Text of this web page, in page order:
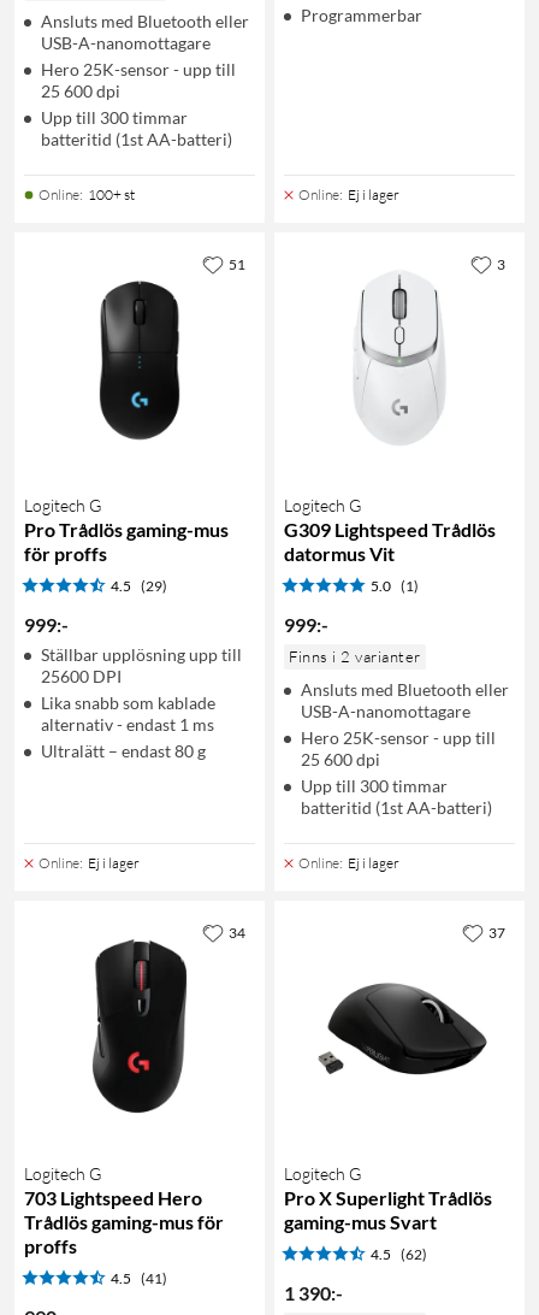
Ansluts med Bluetooth eller
USB-A-nanomottagare
Hero 25K-sensor - upp till
25 600 dpi
Upp till 300 timmar
batteritid (1st AA-batteri)
Online: 100+ st
Programmerbar
Online: Ej i lager
Logitech G
Pro Trådlös gaming-mus
för proffs
4.5 (29)
999:-
Ställbar upplösning upp till
25600 DPI
Lika snabb som kablade
alternativ - endast 1 ms
Ultralätt – endast 80 g
Online: Ej i lager
51
Logitech G
G309 Lightspeed Trådlös
datormus Vit
5.0 (1)
999:-
Finns i 2 varianter
Ansluts med Bluetooth eller
USB-A-nanomottagare
Hero 25K-sensor - upp till
25 600 dpi
Upp till 300 timmar
batteritid (1st AA-batteri)
Online: Ej i lager
3
Logitech G
703 Lightspeed Hero
Trådlös gaming-mus för
proffs
4.5 (41)
34
Logitech G
Pro X Superlight Trådlös
gaming-mus Svart
4.5 (62)
1 390:-
37